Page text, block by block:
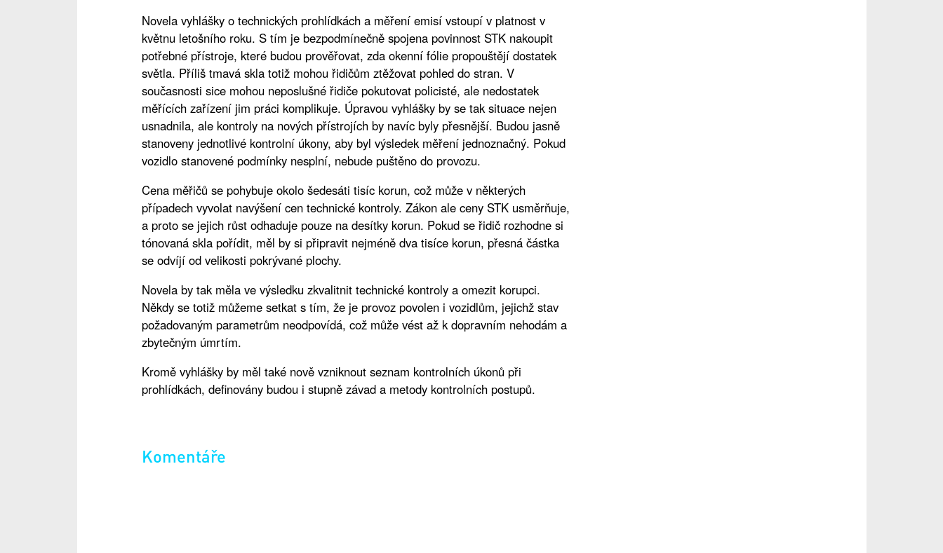
Novela vyhlášky o technických prohlídkách a měření emisí vstoupí v platnost v
květnu letošního roku. S tím je bezpodmínečně spojena povinnost STK nakoupit
potřebné přístroje, které budou prověřovat, zda okenní fólie propouštějí dostatek
světla. Příliš tmavá skla totiž mohou řidičům ztěžovat pohled do stran. V
současnosti sice mohou neposlušné řidiče pokutovat policisté, ale nedostatek
měřících zařízení jim práci komplikuje. Úpravou vyhlášky by se tak situace nejen
usnadnila, ale kontroly na nových přístrojích by navíc byly přesnější. Budou jasně
stanoveny jednotlivé kontrolní úkony, aby byl výsledek měření jednoznačný. Pokud
vozidlo stanovené podmínky nesplní, nebude puštěno do provozu.
Cena měřičů se pohybuje okolo šedesáti tisíc korun, což může v některých
případech vyvolat navýšení cen technické kontroly. Zákon ale ceny STK usměrňuje,
a proto se jejich růst odhaduje pouze na desítky korun. Pokud se řidič rozhodne si
tónovaná skla pořídit, měl by si připravit nejméně dva tisíce korun, přesná částka
se odvíjí od velikosti pokrývané plochy.
Novela by tak měla ve výsledku zkvalitnit technické kontroly a omezit korupci.
Někdy se totiž můžeme setkat s tím, že je provoz povolen i vozidlům, jejichž stav
požadovaným parametrům neodpovídá, což může vést až k dopravním nehodám a
zbytečným úmrtím.
Kromě vyhlášky by měl také nově vzniknout seznam kontrolních úkonů při
prohlídkách, definovány budou i stupně závad a metody kontrolních postupů.
Komentáře